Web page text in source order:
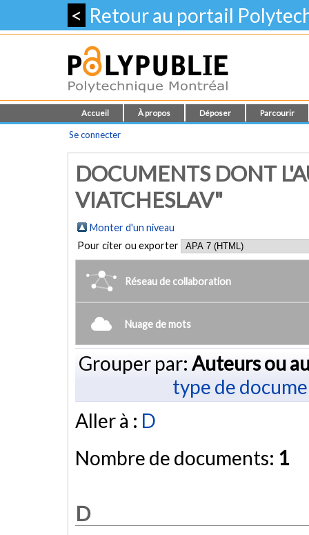
< Retour au portail
Accueil À propos Déposer Parcourir
Se connecter
DOCUMENTS DONT
VIATCHESLAV"
Monter d'un niveau
Pour citer ou exporter
Réseau de collaboration
Nuage de mots
Grouper par: Auteurs ou
type de
Aller à : D
Nombre de documents: 1
D